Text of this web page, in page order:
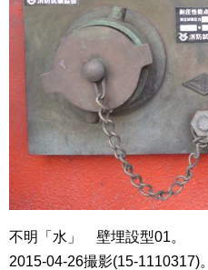
不明「水」 壁埋設型01。
2015-04-26撮影(15-1110317)。